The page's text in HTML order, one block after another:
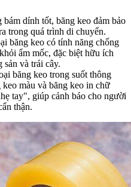
dính tốt, băng keo đảm bảo
trong quá trình di chuyển.
băng keo có tính năng chống
ẩm mốc, đặc biệt hữu ích
sản và trái cây.
băng keo trong suốt thông
màu và băng keo in chữ
tay", giúp cảnh báo cho người
thận.